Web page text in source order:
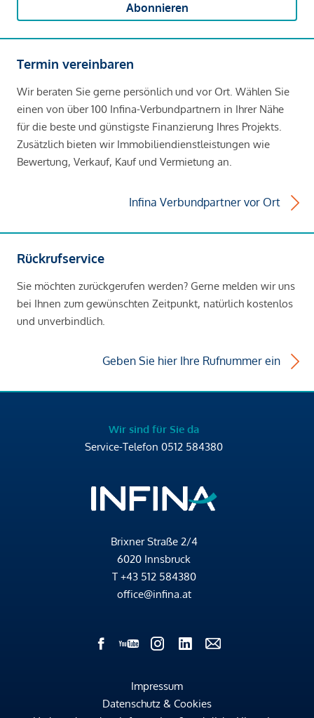
Abonnieren
Termin vereinbaren
Wir beraten Sie gerne persönlich und vor Ort. Wählen Sie
einen von über 100 Infina-Verbundpartnern in Ihrer Nähe
für die beste und günstigste Finanzierung Ihres Projekts.
Zusätzlich bieten wir Immobiliendienstleistungen wie
Bewertung, Verkauf, Kauf und Vermietung an.
Infina Verbundpartner vor Ort
Rückrufservice
Sie möchten zurückgerufen werden? Gerne melden wir uns
bei Ihnen zum gewünschten Zeitpunkt, natürlich kostenlos
und unverbindlich.
Geben Sie hier Ihre Rufnummer ein
Wir sind für Sie da
Service-Telefon 0512 584380
Brixner Straße 2/4
6020 Innsbruck
T +43 512 584380
office@infina.at
Impressum
Datenschutz & Cookies